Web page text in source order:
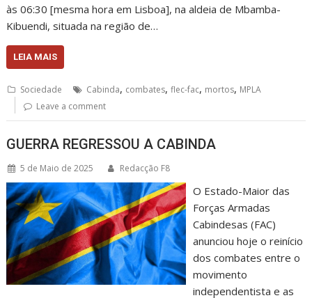
às 06:30 [mesma hora em Lisboa], na aldeia de Mbamba-
Kibuendi, situada na região de…
LEIA MAIS
Sociedade Cabinda, combates,flec-fac, mortos, MPLA
Leave a comment
GUERRA REGRESSOU A CABINDA
5 de Maio de 2025 Redacção F8
O Estado-Maior das
Forças Armadas
Cabindesas (FAC)
anunciou hoje o reinício
dos combates entre o
movimento
independentista e as